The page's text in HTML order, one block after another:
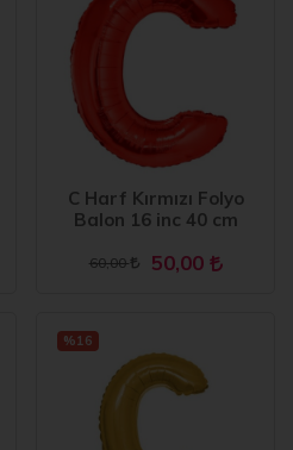
C Harf Kırmızı Folyo
Balon 16 inc 40 cm
60,00 50,00
%16